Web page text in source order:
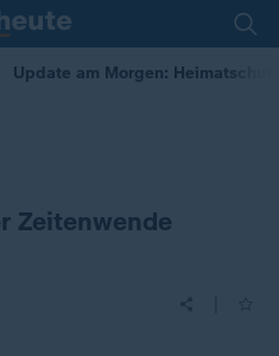
Update am Morgen:
Zeitenwende